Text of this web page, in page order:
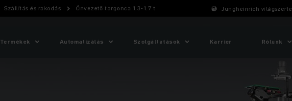
Szállítás és rakodás Önvezető targonca 1.3-1.7 t Jungheinrich világszerte
Termékek Automatizálás Szolgáltatások Karrier Rólunk